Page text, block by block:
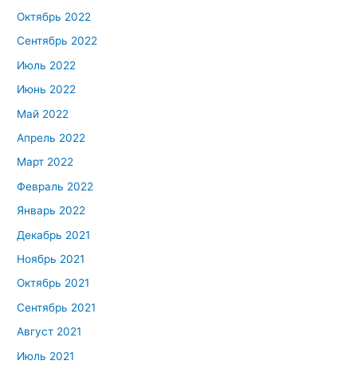
Октябрь 2022
Сентябрь 2022
Июль 2022
Июнь 2022
Май 2022
Апрель 2022
Март 2022
Февраль 2022
Январь 2022
Декабрь 2021
Ноябрь 2021
Октябрь 2021
Сентябрь 2021
Август 2021
Июль 2021